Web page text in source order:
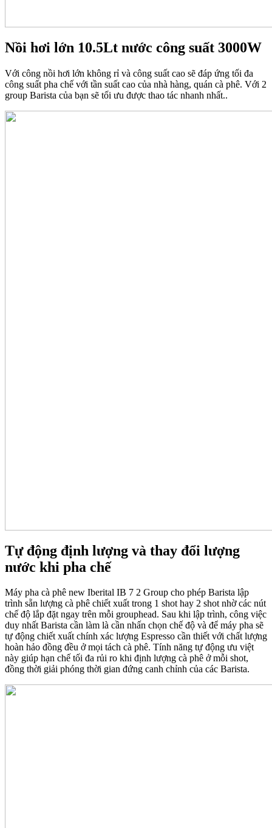
Nồi hơi lớn 10.5Lt nước công suất 3000W
Với công nồi hơi lớn không rỉ và công suất cao sẽ đáp ứng tối đa
công suất pha chế với tần suất cao của nhà hàng, quán cà phê. Với 2
group Barista của bạn sẽ tối ưu được thao tác nhanh nhất..
Tự động định lượng và thay đổi lượng
nước khi pha chế
Máy pha cà phê new Iberital IB 7 2 Group cho phép Barista lập
trình sẵn lượng cà phê chiết xuất trong 1 shot hay 2 shot nhờ các nút
chế độ lắp đặt ngay trên mỗi grouphead. Sau khi lập trình, công việc
duy nhất Barista cần làm là cần nhấn chọn chế độ và để máy pha sẽ
tự động chiết xuất chính xác lượng Espresso cần thiết với chất lượng
hoàn hảo đồng đều ở mọi tách cà phê. Tính năng tự động ưu việt
này giúp hạn chế tối đa rủi ro khi định lượng cà phê ở mỗi shot,
đồng thời giải phóng thời gian đứng canh chỉnh của các Barista.